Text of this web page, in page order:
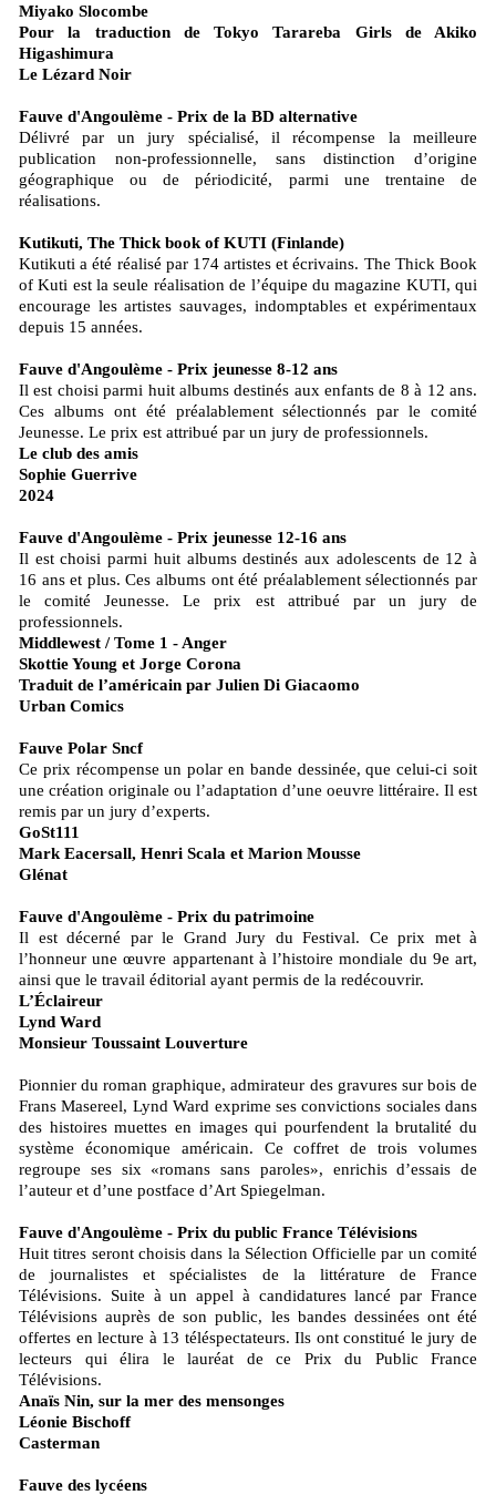
Miyako Slocombe
Pour la traduction de Tokyo Tarareba Girls de Akiko
Higashimura
Le Lézard Noir
Fauve d'Angoulème - Prix de la BD alternative
Délivré par un jury spécialisé, il récompense la meilleure
publication non-professionnelle, sans distinction d’origine
géographique ou de périodicité, parmi une trentaine de
réalisations.
Kutikuti, The Thick book of KUTI (Finlande)
Kutikuti a été réalisé par 174 artistes et écrivains. The Thick Book
of Kuti est la seule réalisation de l’équipe du magazine KUTI, qui
encourage les artistes sauvages, indomptables et expérimentaux
depuis 15 années.
Fauve d'Angoulème - Prix jeunesse 8-12 ans
Il est choisi parmi huit albums destinés aux enfants de 8 à 12 ans.
Ces albums ont été préalablement sélectionnés par le comité
Jeunesse. Le prix est attribué par un jury de professionnels.
Le club des amis
Sophie Guerrive
2024
Fauve d'Angoulème - Prix jeunesse 12-16 ans
Il est choisi parmi huit albums destinés aux adolescents de 12 à
16 ans et plus. Ces albums ont été préalablement sélectionnés par
le comité Jeunesse. Le prix est attribué par un jury de
professionnels.
Middlewest / Tome 1 - Anger
Skottie Young et Jorge Corona
Traduit de l’américain par Julien Di Giacaomo
Urban Comics
Fauve Polar Sncf
Ce prix récompense un polar en bande dessinée, que celui-ci soit
une création originale ou l’adaptation d’une oeuvre littéraire. Il est
remis par un jury d’experts.
GoSt111
Mark Eacersall, Henri Scala et Marion Mousse
Glénat
Fauve d'Angoulème - Prix du patrimoine
Il est décerné par le Grand Jury du Festival. Ce prix met à
l’honneur une œuvre appartenant à l’histoire mondiale du 9e art,
ainsi que le travail éditorial ayant permis de la redécouvrir.
L’Éclaireur
Lynd Ward
Monsieur Toussaint Louverture
Pionnier du roman graphique, admirateur des gravures sur bois de
Frans Masereel, Lynd Ward exprime ses convictions sociales dans
des histoires muettes en images qui pourfendent la brutalité du
système économique américain. Ce coffret de trois volumes
regroupe ses six «romans sans paroles», enrichis d’essais de
l’auteur et d’une postface d’Art Spiegelman.
Fauve d'Angoulème - Prix du public France Télévisions
Huit titres seront choisis dans la Sélection Officielle par un comité
de journalistes et spécialistes de la littérature de France
Télévisions. Suite à un appel à candidatures lancé par France
Télévisions auprès de son public, les bandes dessinées ont été
offertes en lecture à 13 téléspectateurs. Ils ont constitué le jury de
lecteurs qui élira le lauréat de ce Prix du Public France
Télévisions.
Anaïs Nin, sur la mer des mensonges
Léonie Bischoff
Casterman
Fauve des lycéens